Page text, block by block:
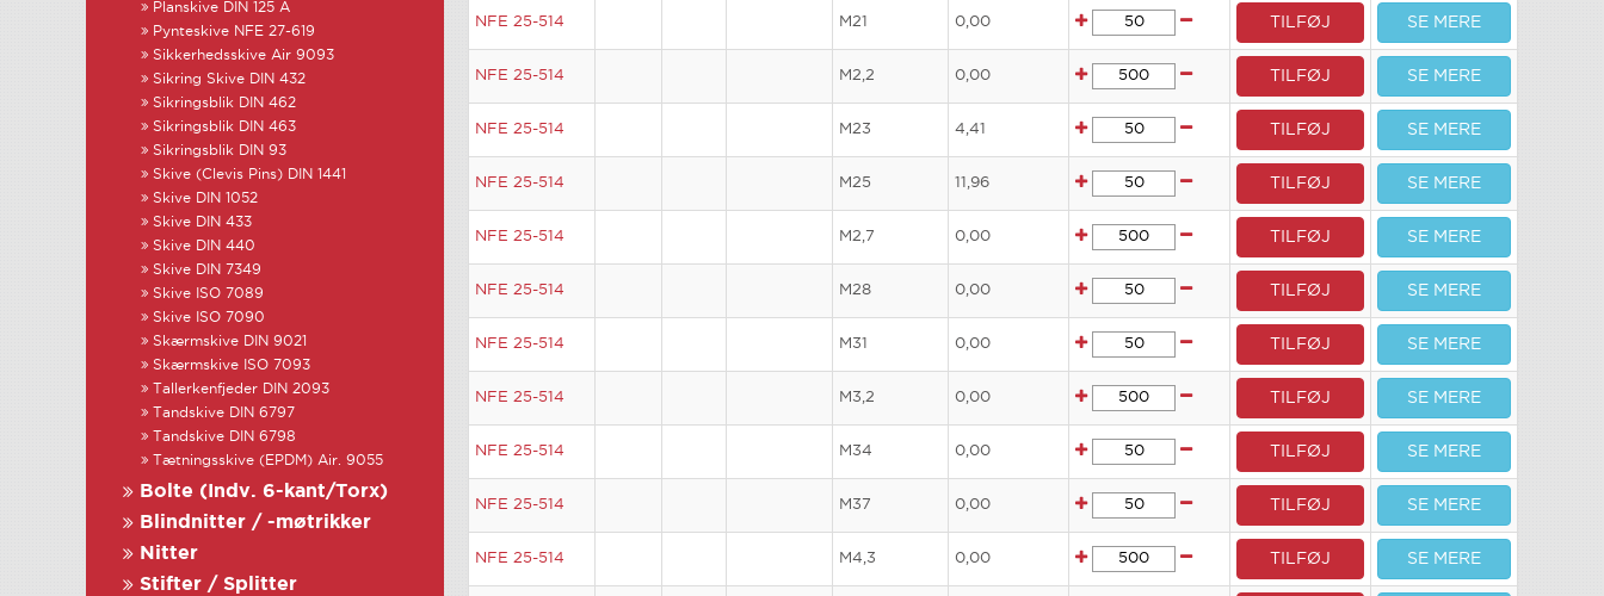
Planskive DIN 125 A
Pynteskive NFE 27-619
Sikkerhedsskive Air 9093
Sikring Skive DIN 432
Sikringsblik DIN 462
Sikringsblik DIN 463
Sikringsblik DIN 93
Skive (Clevis Pins) DIN 1441
Skive DIN 1052
Skive DIN 433
Skive DIN 440
Skive DIN 7349
Skive ISO 7089
Skive ISO 7090
Skærmskive DIN 9021
Skærmskive ISO 7093
Tallerkenfjeder DIN 2093
Tandskive DIN 6797
Tandskive DIN 6798
Tætningsskive (EPDM) Air. 9055
Bolte (Indv. 6-kant/Torx)
Blindnitter / -møtrikker
Nitter
Stifter / Splitter
NFE 25-514 M21 0,00 TILFØJ SE MERE
NFE 25-514 M2,2 0,00 TILFØJ SE MERE
NFE 25-514 M23 4,41 TILFØJ SE MERE
NFE 25-514 M25 11,96 TILFØJ SE MERE
NFE 25-514 M2,7 0,00 TILFØJ SE MERE
NFE 25-514 M28 0,00 TILFØJ SE MERE
NFE 25-514 M31 0,00 TILFØJ SE MERE
NFE 25-514 M3,2 0,00 TILFØJ SE MERE
NFE 25-514 M34 0,00 TILFØJ SE MERE
NFE 25-514 M37 0,00 TILFØJ SE MERE
NFE 25-514 M4,3 0,00 TILFØJ SE MERE